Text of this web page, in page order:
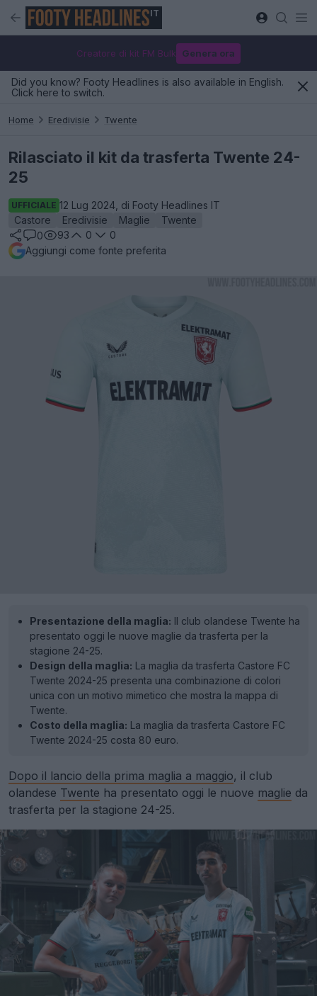
IT
Creatore di kit FM Bulk Genera ora
Did you know? Footy Headlines is also available in English.
Click here to switch.
Home Eredivisie Twente
Rilasciato il kit da trasferta Twente 24-
25
UFFICIALE 12 Lug 2024, di Footy Headlines IT
Castore
Eredivisie Maglie
Twente
0
93 0
0
Aggiungi come fonte preferita
Presentazione della maglia: Il club olandese Twente ha
presentato oggi le nuove maglie da trasferta per la
stagione 24-25.
Design della maglia: La maglia da trasferta Castore FC
Twente 2024-25 presenta una combinazione di colori
unica con un motivo mimetico che mostra la mappa di
Twente.
Costo della maglia: La maglia da trasferta Castore FC
Twente 2024-25 costa 80 euro.
Dopo il lancio della prima maglia a maggio, il club
olandese Twente ha presentato oggi le nuove maglie da
trasferta per la stagione 24-25.